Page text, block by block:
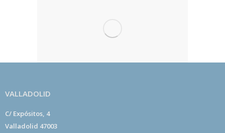
VALLADOLID
C/ Expósitos, 4
Valladolid 47003